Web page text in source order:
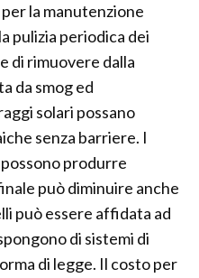
la manutenzione
pulizia periodica dei
di rimuovere dalla
da smog ed
solari possano
senza barriere. I
produrre
può diminuire anche
può essere affidata ad
di sistemi di
di legge. Il costo per